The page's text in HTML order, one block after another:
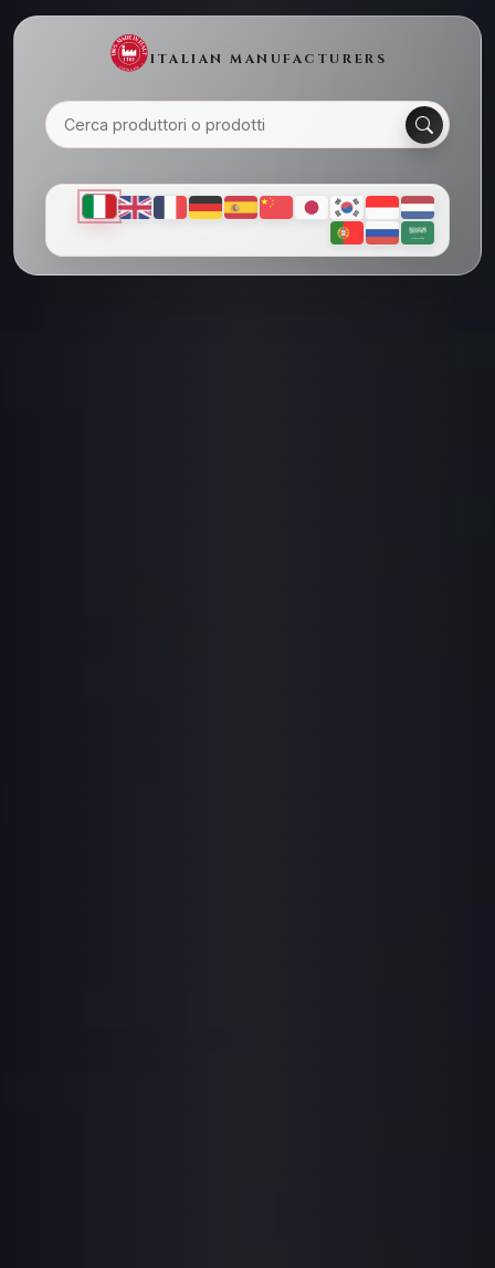
ITALIAN MANUFACTURERS